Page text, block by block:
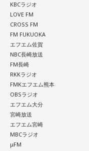
KBCラジオ
LOVE FM
CROSS FM
FM FUKUOKA
エフエム佐賀
NBC長崎放送
FM長崎
RKKラジオ
FMKエフエム熊本
OBSラジオ
エフエム大分
宮崎放送
エフエム宮崎
MBCラジオ
μFM